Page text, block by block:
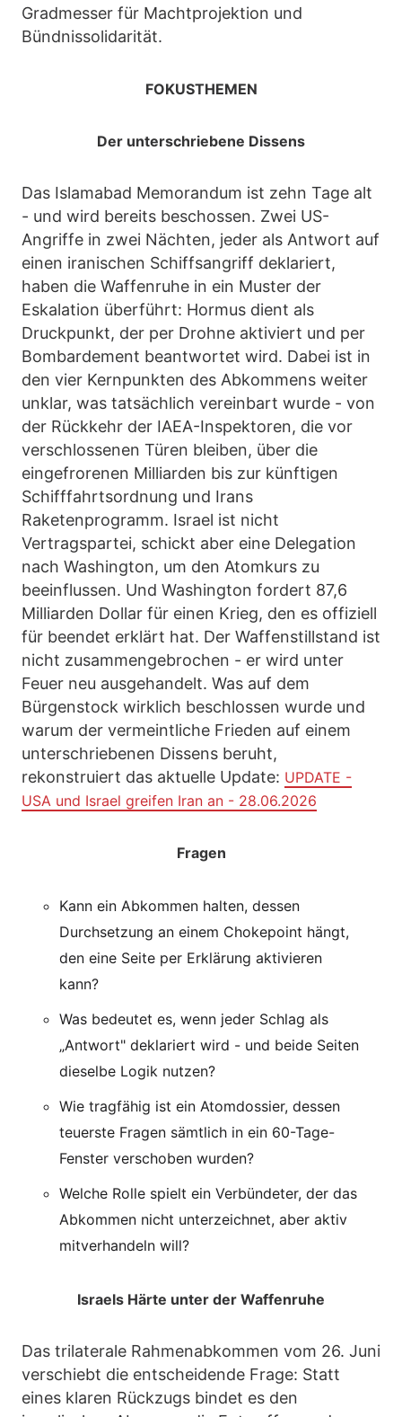
Gradmesser für Machtprojektion und
Bündnissolidarität.
FOKUSTHEMEN
Der unterschriebene Dissens
Das Islamabad Memorandum ist zehn Tage alt
- und wird bereits beschossen. Zwei US-
Angriffe in zwei Nächten, jeder als Antwort auf
einen iranischen Schiffsangriff deklariert,
haben die Waffenruhe in ein Muster der
Eskalation überführt: Hormus dient als
Druckpunkt, der per Drohne aktiviert und per
Bombardement beantwortet wird. Dabei ist in
den vier Kernpunkten des Abkommens weiter
unklar, was tatsächlich vereinbart wurde - von
der Rückkehr der IAEA-Inspektoren, die vor
verschlossenen Türen bleiben, über die
eingefrorenen Milliarden bis zur künftigen
Schifffahrtsordnung und Irans
Raketenprogramm. Israel ist nicht
Vertragspartei, schickt aber eine Delegation
nach Washington, um den Atomkurs zu
beeinflussen. Und Washington fordert 87,6
Milliarden Dollar für einen Krieg, den es offiziell
für beendet erklärt hat. Der Waffenstillstand ist
nicht zusammengebrochen - er wird unter
Feuer neu ausgehandelt. Was auf dem
Bürgenstock wirklich beschlossen wurde und
warum der vermeintliche Frieden auf einem
unterschriebenen Dissens beruht,
rekonstruiert das aktuelle Update: UPDATE -
USA und Israel greifen Iran an - 28.06.2026
Fragen
Kann ein Abkommen halten, dessen
Durchsetzung an einem Chokepoint hängt,
den eine Seite per Erklärung aktivieren
kann?
Was bedeutet es, wenn jeder Schlag als
„Antwort" deklariert wird - und beide Seiten
dieselbe Logik nutzen?
Wie tragfähig ist ein Atomdossier, dessen
teuerste Fragen sämtlich in ein 60-Tage-
Fenster verschoben wurden?
Welche Rolle spielt ein Verbündeter, der das
Abkommen nicht unterzeichnet, aber aktiv
mitverhandeln will?
Israels Härte unter der Waffenruhe
Das trilaterale Rahmenabkommen vom 26. Juni
verschiebt die entscheidende Frage: Statt
eines klaren Rückzugs bindet es den